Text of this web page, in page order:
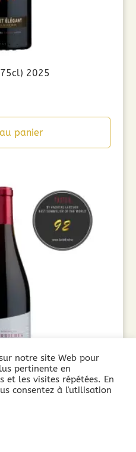
2025
panier
7 Fontaines (75cl)
notre site Web pour
pertinente en
et les visites répétées. En
consentez à l'utilisation